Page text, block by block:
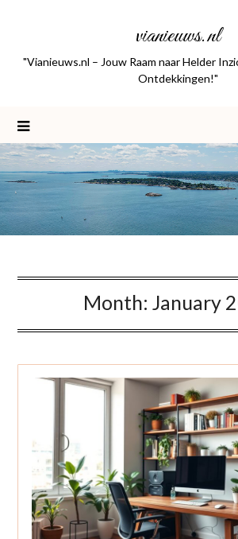
vianieuws.nl
"Vianieuws.nl – Jouw Raam naar Helder
Ontdekkingen!"
Month: January